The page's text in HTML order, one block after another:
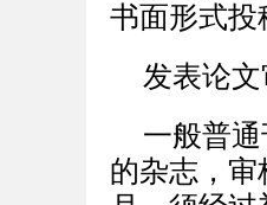
书面形式投
发表论
一般普
的杂志，